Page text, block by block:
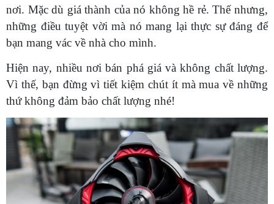
nơi. Mặc dù giá thành của nó không hề rẻ. Thế nhưng,
những điều tuyệt vời mà nó mang lại thực sự đáng để
bạn mang vác về nhà cho mình.
Hiện nay, nhiều nơi bán phá giá và không chất lượng.
Vì thế, bạn đừng vì tiết kiệm chút ít mà mua về những
thứ không đảm bảo chất lượng nhé!